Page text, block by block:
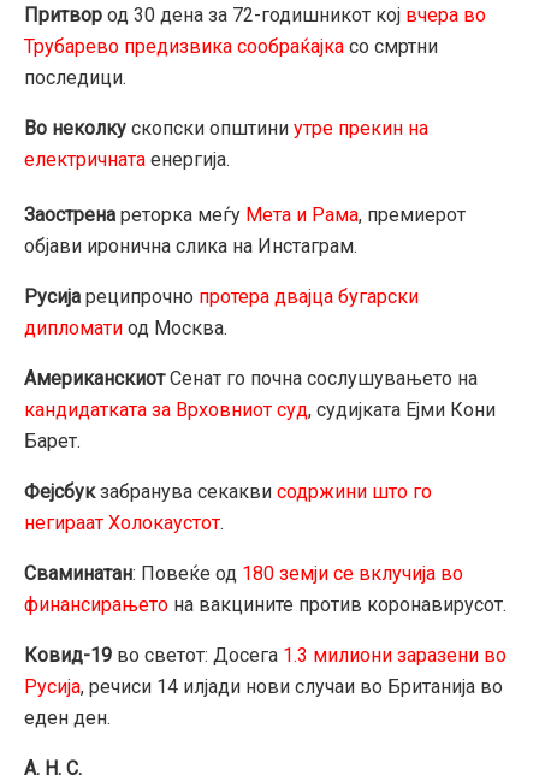
Притвор од 30 дена за 72-годишникот кој вчера во
Трубарево предизвика сообраќајка со смртни
последици.
Во неколку скопски општини утре прекин на
електричната енергија.
Заострена реторка меѓу Мета и Рама, премиерот
објави иронична слика на Инстаграм.
Русија реципрочно протера двајца бугарски
дипломати од Москва.
АмериканскиотСенат го почна сослушувањето на
кандидатката за Врховниот суд, судијката Ејми Кони
Барет.
Фејсбукзабранува секакви содржини што го
негираат Холокаустот.
Сваминатан: Повеќе од 180 земји се вклучија во
финансирањето на вакцините против коронавирусот.
Ковид-19 во светот: Досега 1.3 милиони заразени во
Русија, речиси 14 илјади нови случаи во Британија во
еден ден.
А. Н. С.